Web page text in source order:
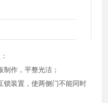
制作，平整光洁；
锁装置，使两侧门不能同时